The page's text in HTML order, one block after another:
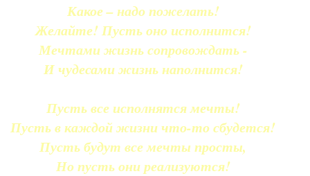
Какое – надо пожелать!
Желайте! Пусть оно исполнится!
Мечтами жизнь сопровождать -
И чудесами жизнь наполнится!
Пусть все исполнятся мечты!
Пусть в каждой жизни что-то сбудется!
Пусть будут все мечты просты,
Но пусть они реализуются!